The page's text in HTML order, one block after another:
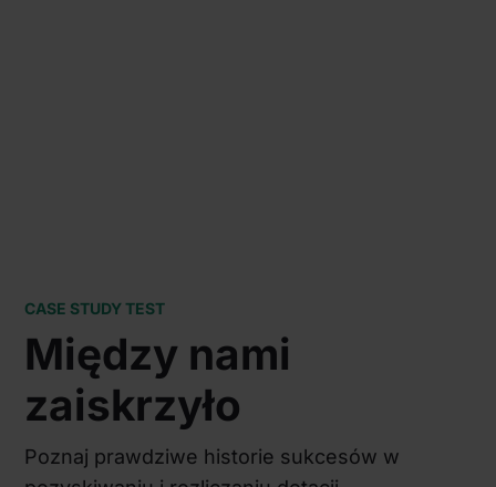
CASE STUDY TEST
Między nami
zaiskrzyło
Poznaj prawdziwe historie sukcesów w